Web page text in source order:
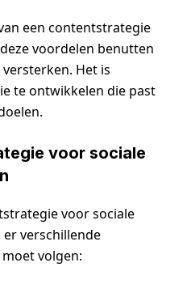
een contentstrategie
voordelen benutten
Het is
te ontwikkelen die past
voor sociale
voor sociale
verschillende
volgen: